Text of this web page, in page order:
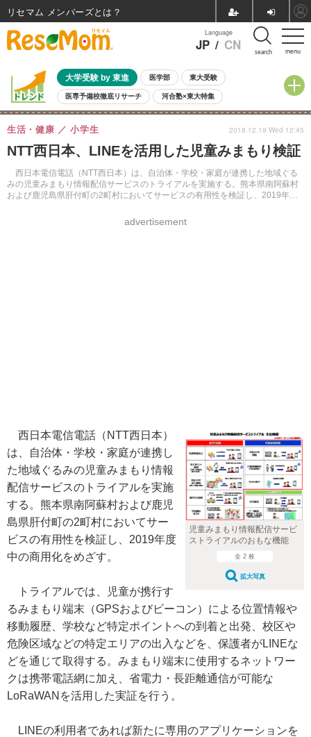
menu
Language
JP / CN search
大学受験 by 東進 医学部 東大受験
医専予備校徹底リサーチ 河合塾×東大特集
親子で考える大学選び 高校受験 中学受験 小学校受験
共通テスト 夏休み
8月開催イベント・WS 全国公立高校 過去問 人気記事
自由研究教材（小学生向け） 自由研究教材（中学生向け） ランキング
NTT西日本、LINEを活用した児童みまもり検証
西日本電信電話（NTT西日本）は、自治体・学校・家庭が連携した地域ぐる
みの児童みまもり情報配信サービスのトライアルを実施する。熊本県南阿蘇村
および鹿児島県肝付町の2町村においてサービスの有用性を検証し、2019年度
生活・健康 小学生
advertisement
2018.12.19 Wed 12:45
児童みまもり情報配信サービ
ストライアルのおもな機能
全 2 枚
拡大写真
西日本電信電話（NTT西日本）
は、自治体・学校・家庭が連携し
た地域ぐるみの児童みまもり情報
配信サービスのトライアルを実施
する。熊本県南阿蘇村および鹿児
島県肝付町の2町村においてサー
ビスの有用性を検証し、2019年度
中の商用化をめざす。
トライアルでは、児童が携行す
るみまもり端末（GPSおよびビーコン）による位置情報や
移動履歴、学校など特定ポイントへの到着と出発、校区や
危険区域などの特定エリアの出入などを、保護者がLINEな
どを通じて取得する。みまもり端末に使用するネットワー
クは携帯電話網に加え、省電力・長距離通信が可能な
LoRaWANを活用した実証を行う。
LINEの利用者であれば新たに専用のアプリケーションを
リセマム メンバーズ